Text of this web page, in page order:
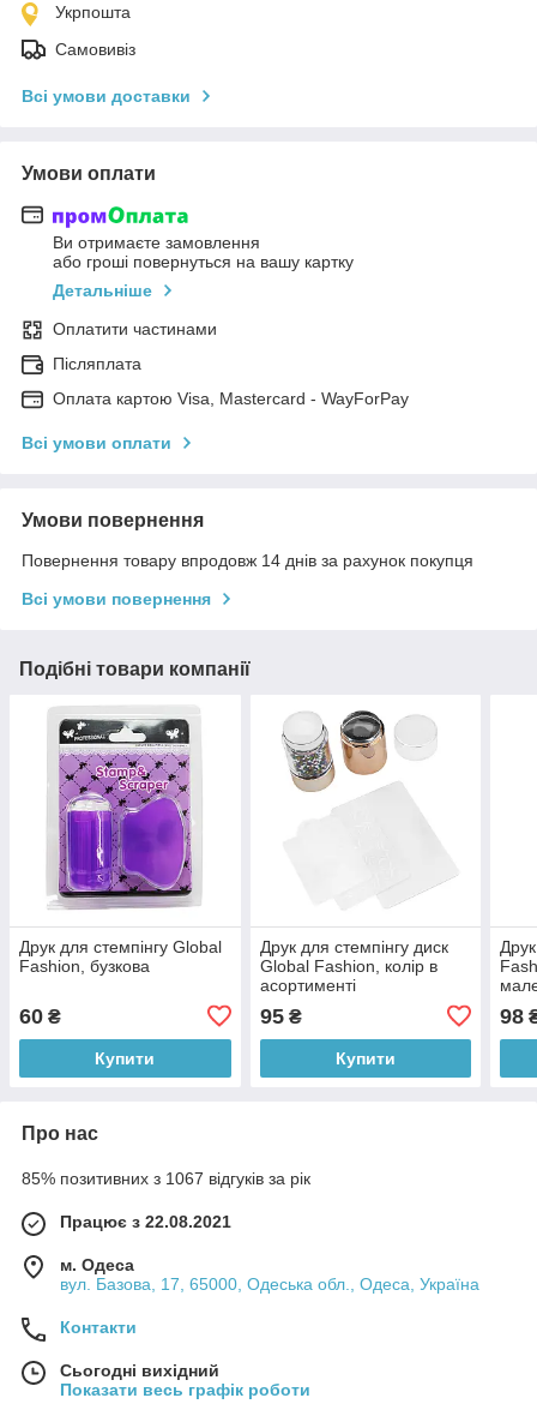
Укрпошта
Самовивіз
Всі умови доставки
Умови оплати
Ви отримаєте замовлення
або гроші повернуться на вашу картку
Детальніше
Оплатити частинами
Післяплата
Оплата картою Visa, Mastercard - WayForPay
Всі умови оплати
Умови повернення
Повернення товару впродовж 14 днів за рахунок покупця
Всі умови повернення
Подібні товари компанії
Друк для стемпінгу Global
Fashion, бузкова
60 ₴
Купити
Друк для стемпінгу диск
Global Fashion, колір в
асортименті
95₴
Купити
98
Про нас
85% позитивних з 1067 відгуків за рік
Працює з 22.08.2021
м. Одеса
вул. Базова, 17, 65000, Одеська обл., Одеса, Україна
Контакти
Сьогодні вихідний
Показати весь графік роботи